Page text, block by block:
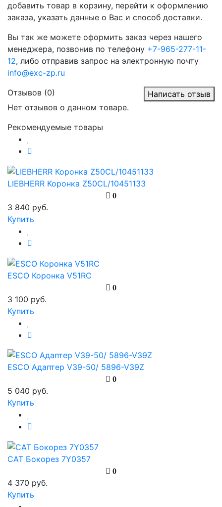
добавить товар в корзину, перейти к оформлению
заказа, указать данные о Вас и способ доставки.
Вы так же можете оформить заказ через нашего
менеджера, позвонив по телефону +7-965-277-11-
12, либо отправив запрос на электронную почту
info@exc-zp.ru
Отзывов (0)
Написать отзыв
Нет отзывов о данном товаре.
Рекомендуемые товары
LIEBHERR Коронка Z50CL/10451133
0
3 840 руб.
Купить
ESCO Коронка V51RC
0
3 100 руб.
Купить
ESCO Адаптер V39-50/ 5896-V39Z
0
5 040 руб.
Купить
CAT Бокорез 7Y0357
0
4 370 руб.
Купить